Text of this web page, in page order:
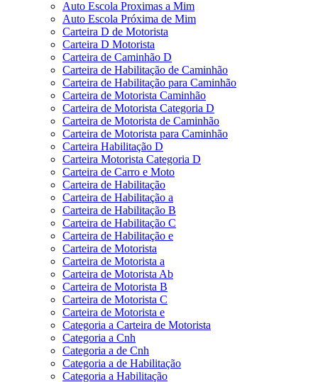
Auto Escola Proximas a Mim
Auto Escola Próxima de Mim
Carteira D de Motorista
Carteira D Motorista
Carteira de Caminhão D
Carteira de Habilitação de Caminhão
Carteira de Habilitação para Caminhão
Carteira de Motorista Caminhão
Carteira de Motorista Categoria D
Carteira de Motorista de Caminhão
Carteira de Motorista para Caminhão
Carteira Habilitação D
Carteira Motorista Categoria D
Carteira de Carro e Moto
Carteira de Habilitação
Carteira de Habilitação a
Carteira de Habilitação B
Carteira de Habilitação C
Carteira de Habilitação e
Carteira de Motorista
Carteira de Motorista a
Carteira de Motorista Ab
Carteira de Motorista B
Carteira de Motorista C
Carteira de Motorista e
Categoria a Carteira de Motorista
Categoria a Cnh
Categoria a de Cnh
Categoria a de Habilitação
Categoria a Habilitação